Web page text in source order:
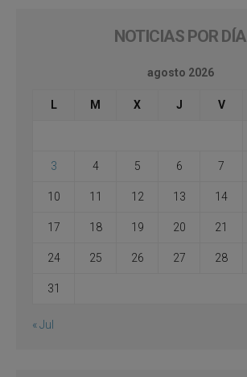
NOTICIAS POR DÍA
agosto 2026
L M X J V
3 4 5 6 7
10 11 12 13 14
17 18 19 20 21
24 25 26 27 28
31
« Jul